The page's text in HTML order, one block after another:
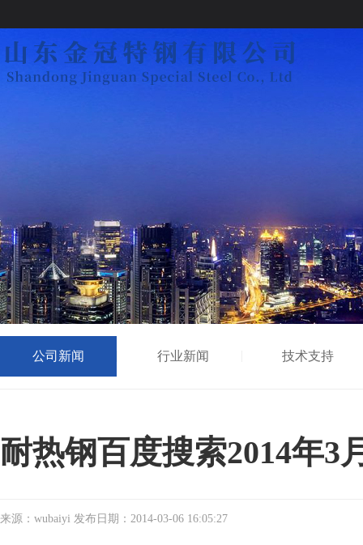
公司新闻 行业新闻 技术支持
耐热钢百度搜索2014年3
来源：wubaiyi 发布日期：2014-03-06 16:05:27